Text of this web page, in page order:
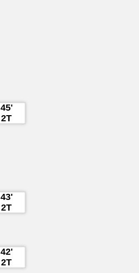
45'
2T
43'
2T
42'
2T